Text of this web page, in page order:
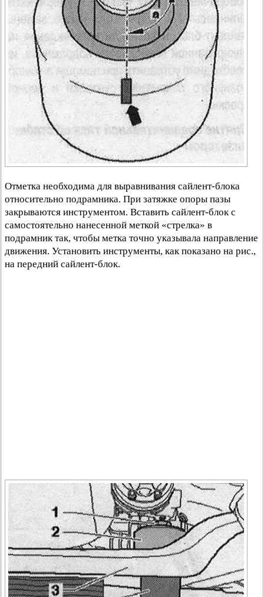
Отметка необходима для выравнивания сайлент-блока
относительно подрамника. При затяжке опоры пазы
закрываются инструментом. Вставить сайлент-блок с
самостоятельно нанесенной меткой «стрелка» в
подрамник так, чтобы метка точно указывала направление
движения. Установить инструменты, как показано на рис.,
на передний сайлент-блок.